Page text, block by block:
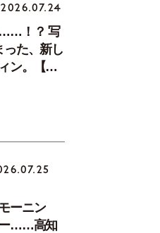
2026.07.24
……！？ 写
った、新し
ン。【中
ーニン
ー……高知